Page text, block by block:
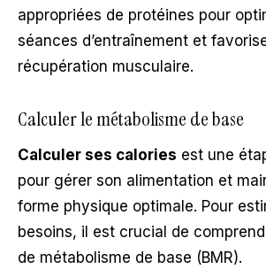
appropriées de protéines pour
séances d’entraînement et
récupération musculaire.
Calculer le métabolisme de base
Calculer ses calories est une
pour gérer son alimentation et
forme physique optimale. Pour
besoins, il est crucial de
de métabolisme de base (BMR).